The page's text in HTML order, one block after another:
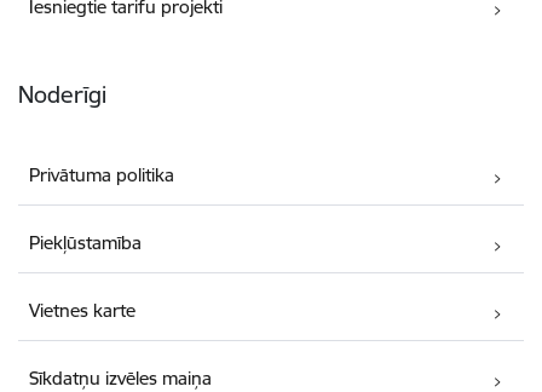
Iesniegtie tarifu projekti
Noderīgi
Privātuma politika
Piekļūstamība
Vietnes karte
Sīkdatņu izvēles maiņa